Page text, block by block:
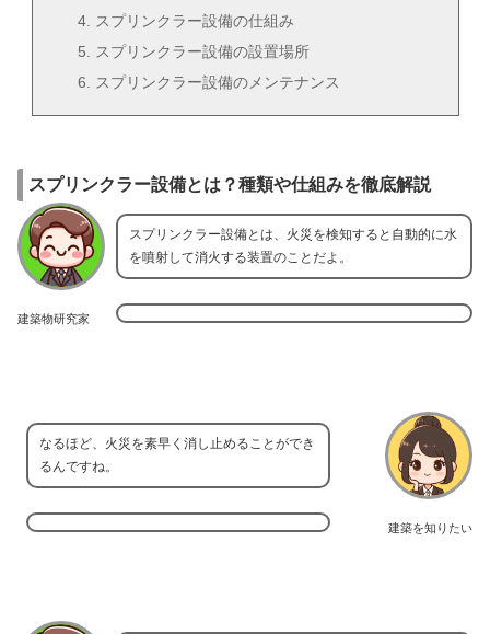
スプリンクラー設備の仕組み
スプリンクラー設備の設置場所
スプリンクラー設備のメンテナンス
スプリンクラー設備とは？種類や仕組みを徹底解説
建築物研究家
スプリンクラー設備とは、火災を検知すると自動的に水
を噴射して消火する装置のことだよ。
建築を知りたい
なるほど、火災を素早く消し止めることができ
るんですね。